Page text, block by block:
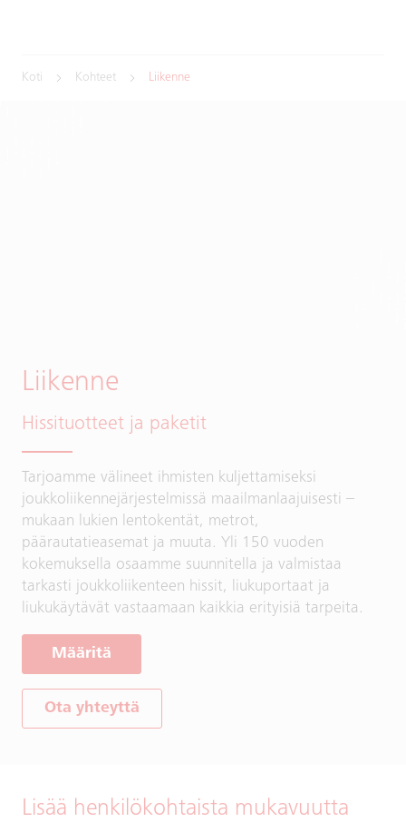
Koti Kohteet Liikenne
Liikenne
Hissituotteet ja paketit
Tarjoamme välineet ihmisten kuljettamiseksi
joukkoliikennejärjestelmissä maailmanlaajuisesti –
mukaan lukien lentokentät, metrot,
päärautatieasemat ja muuta. Yli 150 vuoden
kokemuksella osaamme suunnitella ja valmistaa
tarkasti joukkoliikenteen hissit, liukuportaat ja
liukukäytävät vastaamaan kaikkia erityisiä tarpeita.
Määritä
Ota yhteyttä
Lisää henkilökohtaista mukavuutta